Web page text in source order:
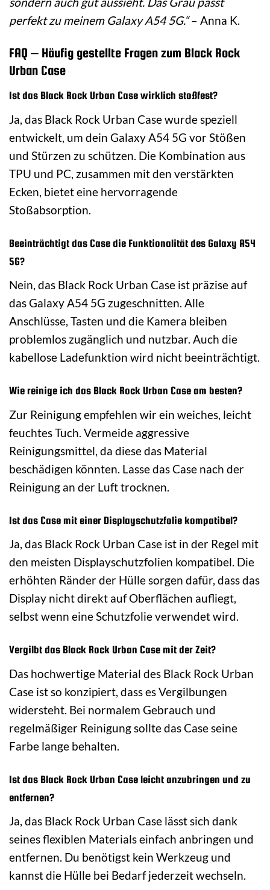
perfekt zu meinem Galaxy A54 5G.“– Anna K.
FAQ – Häufig gestellte Fragen zum Black Rock
Urban Case
Ist das Black Rock Urban Case wirklich stoßfest?
Ja, das Black Rock Urban Case wurde speziell
entwickelt, um dein Galaxy A54 5G vor Stößen
und Stürzen zu schützen. Die Kombination aus
TPU und PC, zusammen mit den verstärkten
Ecken, bietet eine hervorragende
Stoßabsorption.
Beeinträchtigt das Case die Funktionalität des Galaxy A54
5G?
Nein, das Black Rock Urban Case ist präzise auf
das Galaxy A54 5G zugeschnitten. Alle
Anschlüsse, Tasten und die Kamera bleiben
problemlos zugänglich und nutzbar. Auch die
kabellose Ladefunktion wird nicht beeinträchtigt.
Wie reinige ich das Black Rock Urban Case am besten?
Zur Reinigung empfehlen wir ein weiches, leicht
feuchtes Tuch. Vermeide aggressive
Reinigungsmittel, da diese das Material
beschädigen könnten. Lasse das Case nach der
Reinigung an der Luft trocknen.
Ist das Case mit einer Displayschutzfolie kompatibel?
Ja, das Black Rock Urban Case ist in der Regel mit
den meisten Displayschutzfolien kompatibel. Die
erhöhten Ränder der Hülle sorgen dafür, dass das
Display nicht direkt auf Oberflächen aufliegt,
selbst wenn eine Schutzfolie verwendet wird.
Vergilbt das Black Rock Urban Case mit der Zeit?
Das hochwertige Material des Black Rock Urban
Case ist so konzipiert, dass es Vergilbungen
widersteht. Bei normalem Gebrauch und
regelmäßiger Reinigung sollte das Case seine
Farbe lange behalten.
Ist das Black Rock Urban Case leicht anzubringen und zu
entfernen?
Ja, das Black Rock Urban Case lässt sich dank
seines flexiblen Materials einfach anbringen und
entfernen. Du benötigst kein Werkzeug und
kannst die Hülle bei Bedarf jederzeit wechseln.